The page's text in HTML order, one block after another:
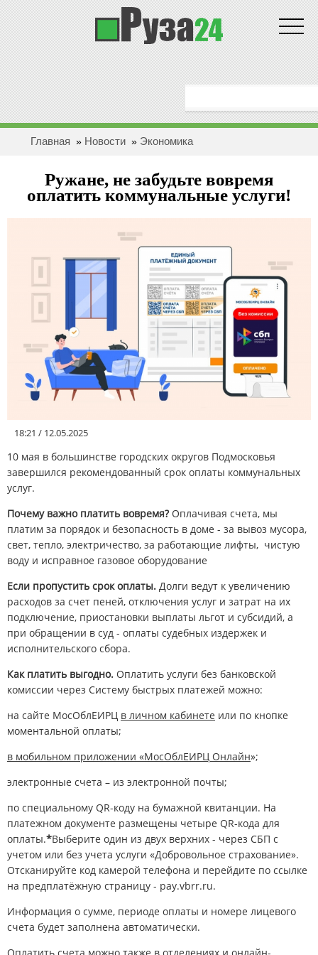
Новости
ЗДОРОВЬЕ
ПОЛИТИКА
БЕЗОПАСНОСТЬ
ПРОИCШЕСТВИЯ
КУЛЬТУРА
СПОРТ
Меню
РЕКЛАМОДАТЕЛЯМ
КОНТАКТЫ
Главная » Новости » Экономика
Ружане, не забудьте вовремя
оплатить коммунальные услуги!
18:21 / 12.05.2025
10 мая в большинстве городских округов Подмосковья
завершился рекомендованный срок оплаты коммунальных
услуг.
Почему важно платить вовремя? Оплачивая счета, мы
платим за порядок и безопасность в доме - за вывоз мусора,
свет, тепло, электричество, за работающие лифты, чистую
воду и исправное газовое оборудование
Если пропустить срок оплаты. Долги ведут к увеличению
расходов за счет пеней, отключения услуг и затрат на их
подключение, приостановки выплаты льгот и субсидий, а
при обращении в суд - оплаты судебных издержек и
исполнительского сбора.
Как платить выгодно. Оплатить услуги без банковской
комиссии через Систему быстрых платежей можно:
на сайте МосОблЕИРЦ в личном кабинете или по кнопке
моментальной оплаты;
в мобильном приложении «МосОблЕИРЦ Онлайн»;
электронные счета – из электронной почты;
по специальному QR-коду на бумажной квитанции. На
платежном документе размещены четыре QR-кода для
оплаты.*Выберите один из двух верхних - через СБП с
учетом или без учета услуги «Добровольное страхование».
Отсканируйте код камерой телефона и перейдите по ссылке
на предплатёжную страницу - pay.vbrr.ru.
Информация о сумме, периоде оплаты и номере лицевого
счета будет заполнена автоматически.